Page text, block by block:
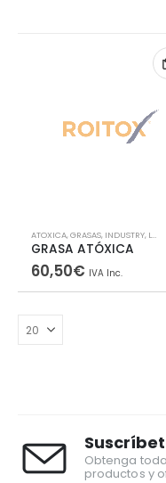
ATOXICA,GRASAS, INDUSTRY, LUBRICANTES
GRASA ATÓXICA
60,50€ IVA Inc.
Obtenga
productos y